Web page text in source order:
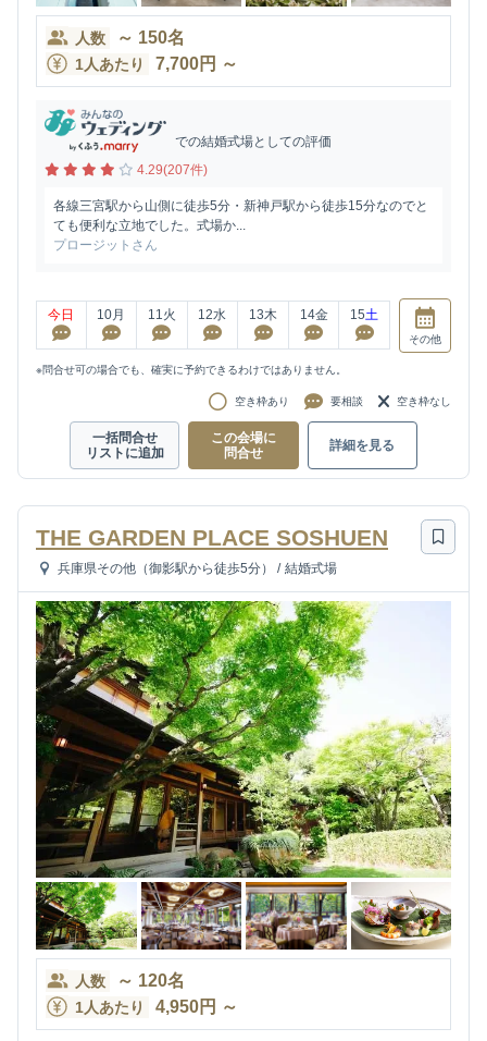
人数 ～ 150名
1人あたり 7,700円 ～
での結婚式場としての評価
4.29(207件)
各線三宮駅から山側に徒歩5分・新神戸駅から徒歩15分なのでと
ても便利な立地でした。式場か...
プロージットさん
今日 10月 11火 12水 13木 14金 15土
その他
※問合せ可の場合でも、確実に予約できるわけではありません。
空き枠あり 要相談 空き枠なし
一括問合せ
リストに追加
この会場に
問合せ
詳細を見る
THE GARDEN PLACE SOSHUEN
兵庫県その他（御影駅から徒歩5分） / 結婚式場
人数 ～ 120名
1人あたり 4,950円 ～